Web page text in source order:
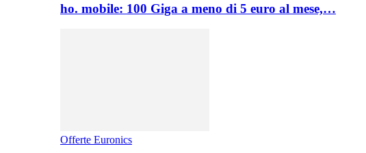
ho. mobile: 100 Giga a meno di 5 euro al mese,…
Offerte Euronics